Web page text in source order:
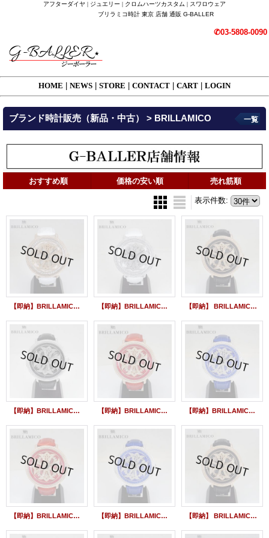
アフターダイヤ | ジュエリー | クロムハーツカスタム | スワロウェア
ブリラミコ時計 東京 店舗 通販 G-BALLER
✆03-5808-0090
HOME NEWS STORE CONTACT CART LOGIN
ブランド時計販売（新品・中古） > BRILLAMICO 一覧
おすすめ順 価格の安い順 売れ筋順
表示件数:
【即納】BRILLAMICO/ブリラミコ スワロ時計 ゴールドxホワイト 【即納】BRILLAMICO/ブリラミコ スワロ時計 シルバーxホワイト 【即納】 BRILLAMICO/ブリラミコ スワロ時計 ゴールドxブラック
【即納】BRILLAMICO/ブリラミコ スワロ時計 シルバーxブラック 【即納】BRILLAMICO/ブリラミコ スワロ時計 ゴールド x レッド 【即納】BRILLAMICO/ブリラミコ スワロ時計 シルバー x ブルー
【即納】BRILLAMICO/ブリラミコ スワロ時計 ゴールド x レッド 【即納】BRILLAMICO/ブリラミコ スワロ時計 シルバー x ブルー 【即納】 BRILLAMICO/ブリラミコ スワロ時計 ゴールドxブラック